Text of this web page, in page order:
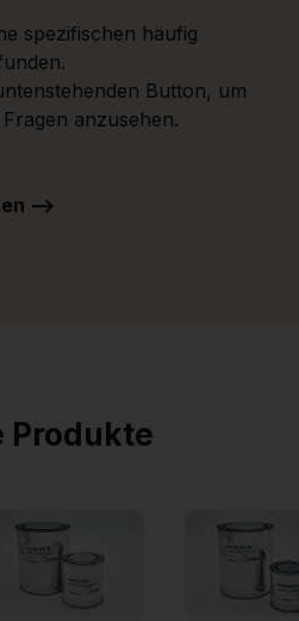
spezifischen häufig
Button, um
anzusehen.
-->
Produkte